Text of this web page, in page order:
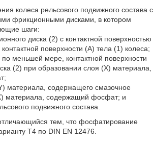
колеса рельсового подвижного состава с
фрикционными дисками, в котором
шаги:
диска (2) с контактной поверхностью
поверхности (А) тела (1) колеса;
меньшей мере, контактной поверхности
(2) при образовании слоя (X) материала,
материала, содержащего смазочное
материала, содержащий фосфат; и
подвижного состава.
тем, что фосфатирование
Т4 по DIN EN 12476.